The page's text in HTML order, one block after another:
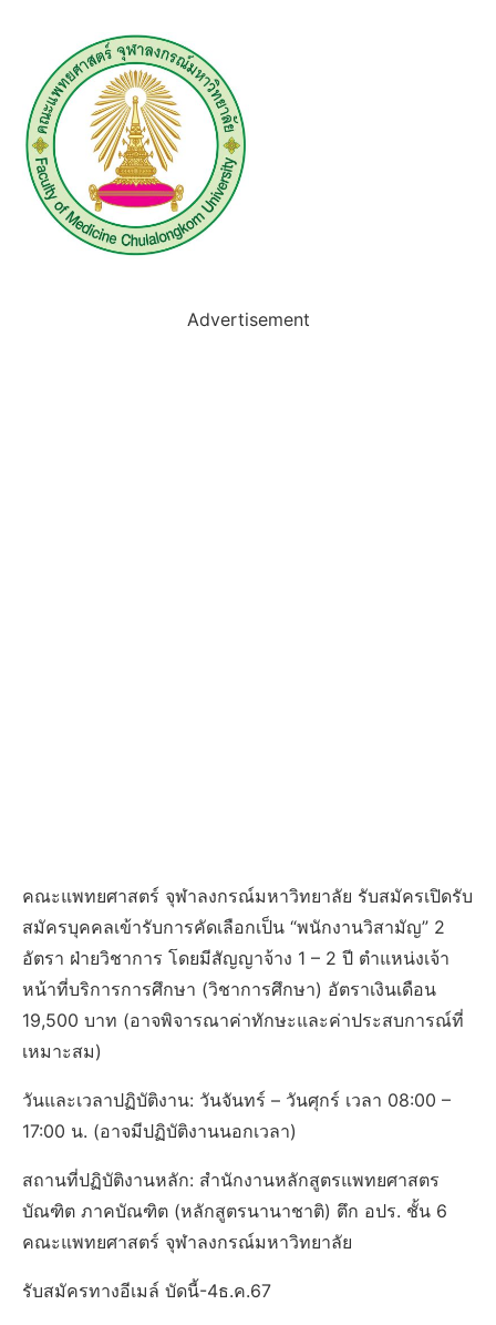
Advertisement
คณะแพทยศาสตร์ จุฬาลงกรณ์มหาวิทยาลัย รับสมัครเปิดรับ
สมัครบุคคลเข้ารับการคัดเลือกเป็น “พนักงานวิสามัญ” 2
อัตรา ฝ่ายวิชาการ โดยมีสัญญาจ้าง 1 – 2 ปี ตำแหน่งเจ้า
หน้าที่บริการการศึกษา (วิชาการศึกษา) อัตราเงินเดือน
19,500 บาท (อาจพิจารณาค่าทักษะและค่าประสบการณ์ที่
เหมาะสม)
วันและเวลาปฏิบัติงาน: วันจันทร์ – วันศุกร์ เวลา 08:00 –
17:00 น. (อาจมีปฏิบัติงานนอกเวลา)
สถานที่ปฏิบัติงานหลัก: สำนักงานหลักสูตรแพทยศาสตร
บัณฑิต ภาคบัณฑิต (หลักสูตรนานาชาติ) ตึก อปร. ชั้น 6
คณะแพทยศาสตร์ จุฬาลงกรณ์มหาวิทยาลัย
รับสมัครทางอีเมล์ บัดนี้-4ธ.ค.67